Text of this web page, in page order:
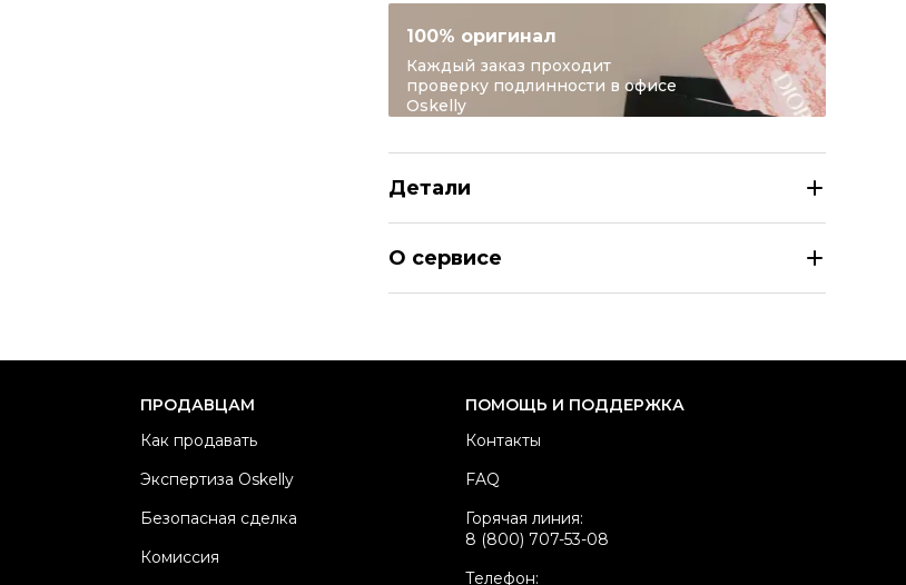
100% оригинал
Каждый заказ проходит
проверку подлинности в офисе
Oskelly
Детали
Состояние товара
О сервисе
ПРОДАВЦАМ
Как продавать
Экспертиза Oskelly
Безопасная сделка
Комиссия
ПОМОЩЬ И ПОДДЕРЖКА
Контакты
FAQ
Горячая линия:
8 (800) 707-53-08
Телефон: